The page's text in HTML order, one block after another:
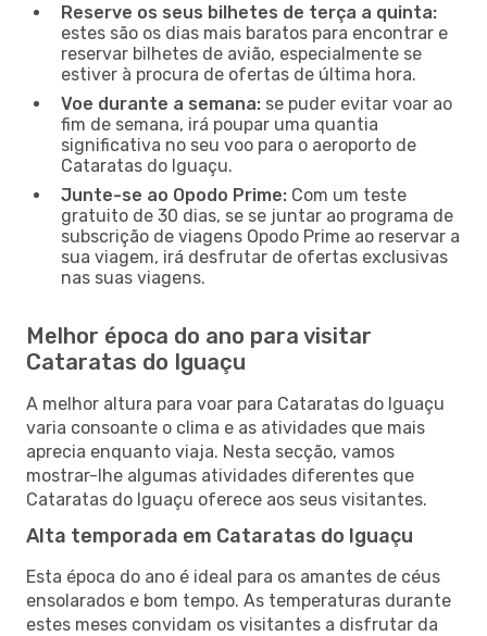
Reserve os seus bilhetes de terça a quinta:
estes são os dias mais baratos para encontrar e
reservar bilhetes de avião, especialmente se
estiver à procura de ofertas de última hora.
Voe durante a semana: se puder evitar voar ao
fim de semana, irá poupar uma quantia
significativa no seu voo para o aeroporto de
Cataratas do Iguaçu.
Junte-se ao Opodo Prime: Com um teste
gratuito de 30 dias, se se juntar ao programa de
subscrição de viagens Opodo Prime ao reservar a
sua viagem, irá desfrutar de ofertas exclusivas
nas suas viagens.
Melhor época do ano para visitar
Cataratas do Iguaçu
A melhor altura para voar para Cataratas do Iguaçu
varia consoante o clima e as atividades que mais
aprecia enquanto viaja. Nesta secção, vamos
mostrar-lhe algumas atividades diferentes que
Cataratas do Iguaçu oferece aos seus visitantes.
Alta temporada em Cataratas do Iguaçu
Esta época do ano é ideal para os amantes de céus
ensolarados e bom tempo. As temperaturas durante
estes meses convidam os visitantes a disfrutar da